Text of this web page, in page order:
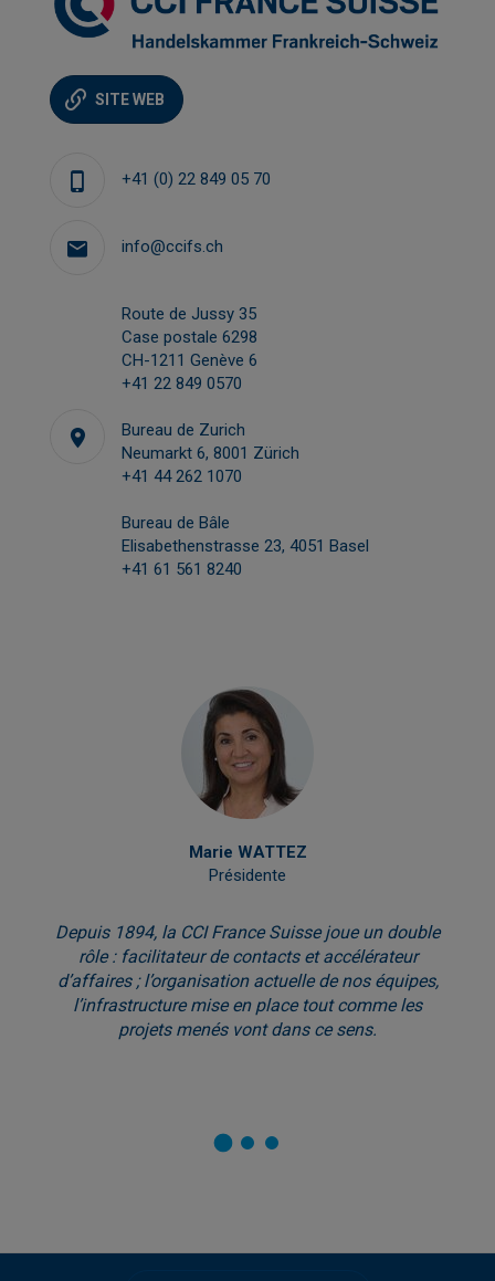
SITE WEB
+41 (0) 22 849 05 70
info@ccifs.ch
Route de Jussy 35
Case postale 6298
CH-1211 Genève 6
+41 22 849 0570
Bureau de Zurich
Neumarkt 6, 8001 Zürich
+41 44 262 1070
Bureau de Bâle
Elisabethenstrasse 23, 4051 Basel
+41 61 561 8240
Marie WATTEZ
Présidente
Depuis 1894, la CCI France Suisse joue un double
rôle : facilitateur de contacts et accélérateur
d’affaires ; l’organisation actuelle de nos équipes,
l’infrastructure mise en place tout comme les
projets menés vont dans ce sens.